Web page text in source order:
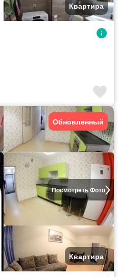
Квартира
Посмотреть Фото
Обновленный
Квартира